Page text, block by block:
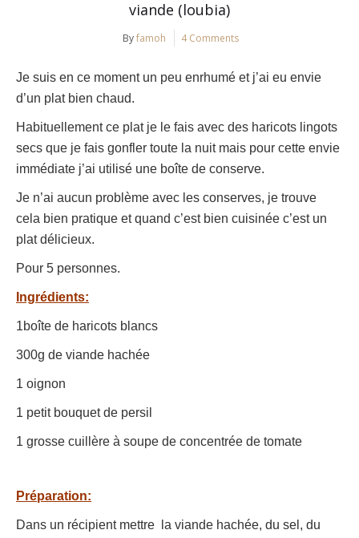
viande (loubia)
Byfamoh 4 Comments
Je suis en ce moment un peu enrhumé et j’ai eu envie
d’un plat bien chaud.
Habituellement ce plat je le fais avec des haricots lingots
secs que je fais gonfler toute la nuit mais pour cette envie
immédiate j’ai utilisé une boîte de conserve.
Je n’ai aucun problème avec les conserves, je trouve
cela bien pratique et quand c’est bien cuisinée c’est un
plat délicieux.
Pour 5 personnes.
Ingrédients:
1boîte de haricots blancs
300g de viande hachée
1 oignon
1 petit bouquet de persil
1 grosse cuillère à soupe de concentrée de tomate
Préparation:
Dans un récipient mettre la viande hachée, du sel, du